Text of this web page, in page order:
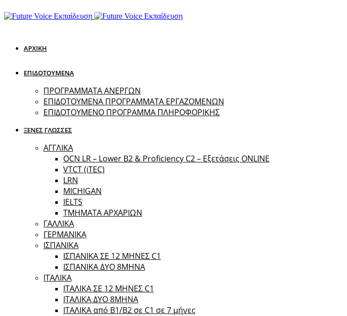
ΑΡΧΙΚΗ
ΕΠΙΔΟΤΟΥΜΕΝΑ
ΠΡΟΓΡΑΜΜΑΤΑ ΑΝΕΡΓΩΝ
ΕΠΙΔΟΤΟΥΜΕΝΑ ΠΡΟΓΡΑΜΜΑΤΑ ΕΡΓΑΖΟΜΕΝΩΝ
ΕΠΙΔΟΤΟΥΜΕΝΟ ΠΡΟΓΡΑΜΜΑ ΠΛΗΡΟΦΟΡΙΚΗΣ
ΞΕΝΕΣ ΓΛΩΣΣΕΣ
ΑΓΓΛΙΚΑ
OCN LR – Lower B2 & Proficiency C2 – Εξετάσεις ONLINE
VTCT (iTEC)
LRN
MICHIGAN
IELTS
ΤΜΗΜΑΤΑ ΑΡΧΑΡΙΩΝ
ΓΑΛΛΙΚΑ
ΓΕΡΜΑΝΙΚΑ
ΙΣΠΑΝΙΚΑ
ΙΣΠΑΝΙΚΑ ΣΕ 12 ΜΗΝΕΣ C1
ΙΣΠΑΝΙΚΑ ΔΥΟ 8ΜΗΝΑ
ΙΤΑΛΙΚΑ
ΙΤΑΛΙΚΑ ΣΕ 12 ΜΗΝΕΣ C1
ΙΤΑΛΙΚΑ ΔΥΟ 8ΜΗΝΑ
ΙΤΑΛΙΚΑ από B1/B2 σε C1 σε 7 μήνες